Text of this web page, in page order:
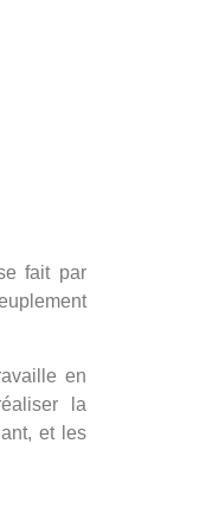
fait par
en
la
et les